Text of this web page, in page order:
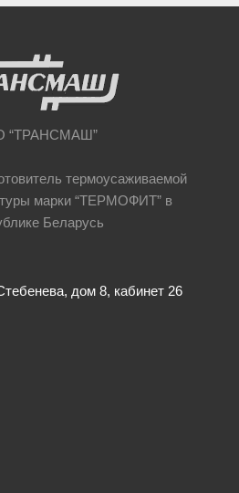
“ТРАНСМАШ”
термоусаживаемой
марки “ТЕРМОФИТ” в
Беларусь
дом 8, кабинет 26